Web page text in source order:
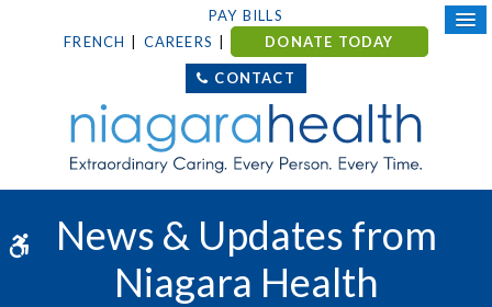
Accessible Version
PAY BILLS
FRENCH
CAREERS DONATE TODAY
CONTACT
News & Updates from
Niagara Health